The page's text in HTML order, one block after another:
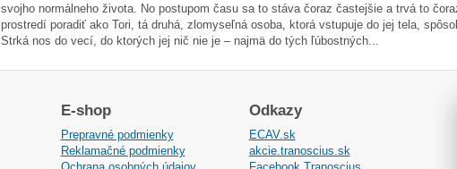
svojho normálneho života. No postupom času sa to stáva čoraz častejšie a trvá to
prostredí poradiť ako Tori, tá druhá, zlomyseľná osoba, ktorá vstupuje do jej tela,
Strká nos do vecí, do ktorých jej nič nie je – najmä do tých ľúbostných...
E-shop
Prepravné podmienky
Reklamačné podmienky
Odkazy
ECAV.sk
akcie.tranoscius.sk